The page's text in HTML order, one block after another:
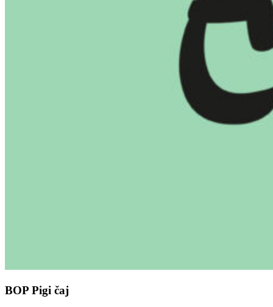
BOP Pigi čaj